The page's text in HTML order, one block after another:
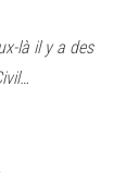
là il y a des